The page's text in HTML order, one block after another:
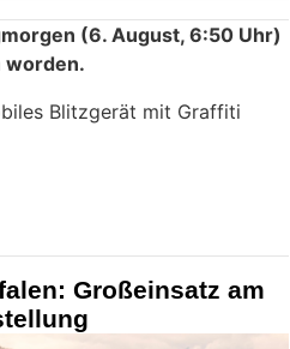
(6. August, 6:50 Uhr)
worden.
Blitzgerät mit Graffiti
Großeinsatz am